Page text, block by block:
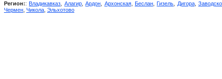
Регион::Владикавказ Алагир,Ардон Архонская, Беслан,Гизель Дигора,
Чермен Чикола Эльхотово